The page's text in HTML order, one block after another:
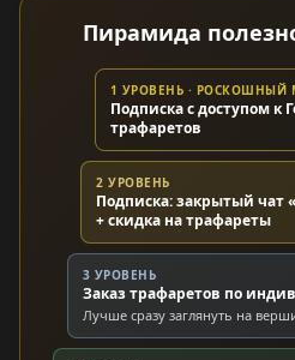
Пирамида
1 УРОВЕНЬ · РОСКОШНЫЙ
Подписка с доступом к
трафаретов
2 УРОВЕНЬ
Подписка: закрытый чат
+ скидка на трафареты
3 УРОВЕНЬ
Заказ трафаретов по
Лучше сразу заглянуть на